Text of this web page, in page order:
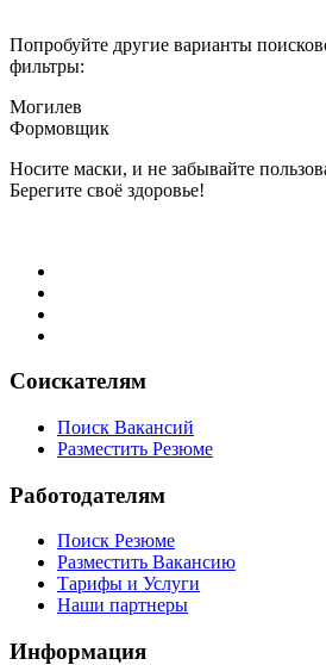
Попробуйте другие варианты
фильтры:
Могилев
Формовщик
Носите маски, и не забывайте
Берегите своё здоровье!
Соискателям
Поиск Вакансий
Разместить Резюме
Работодателям
Поиск Резюме
Разместить Вакансию
Тарифы и Услуги
Наши партнеры
Информация